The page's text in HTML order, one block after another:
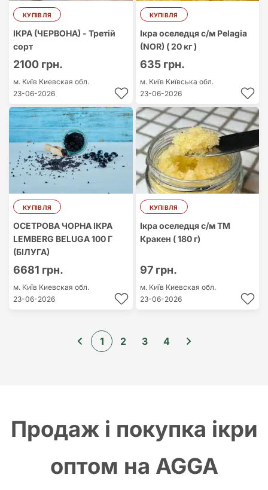
КУПІВЛЯ
ІКРА (ЧЕРВОНА) - Третій
сорт
2100 грн.
м. Київ Киевская обл.
23-06-2026
КУПІВЛЯ
Ікра оселедця с/м Pelagia
(NOR) ( 20 кг )
635 грн.
м. Київ Київська обл.
23-06-2026
КУПІВЛЯ
ОСЕТРОВА ЧОРНА ІКРА
LEMBERG BELUGA 100 Г
(БІЛУГА)
6681 грн.
м. Київ Киевская обл.
23-06-2026
КУПІВЛЯ
Ікра оселедця с/м ТМ
Кракен ( 180 г)
97 грн.
м. Київ Киевская обл.
23-06-2026
1 2 3 4
Продаж і покупка ікри
оптом на AGGA